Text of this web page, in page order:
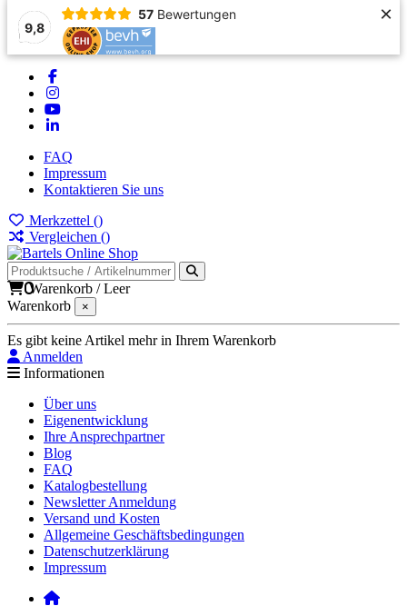
9,8
57 Bewertungen ×
FAQ
Impressum
Kontaktieren Sie uns
Merkzettel ()
Vergleichen ()
0Warenkorb /Leer
Warenkorb
×
Es gibt keine Artikel mehr in Ihrem Warenkorb
Anmelden
Informationen
Über uns
Eigenentwicklung
Ihre Ansprechpartner
Blog
FAQ
Katalogbestellung
Newsletter Anmeldung
Versand und Kosten
Allgemeine Geschäftsbedingungen
Datenschutzerklärung
Impressum